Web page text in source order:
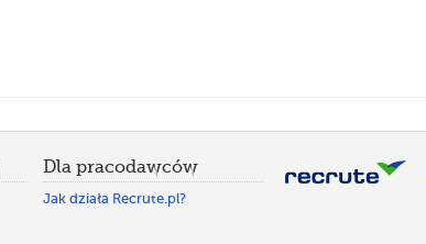
Dla pracodawców
Jak działa Recrute.pl?